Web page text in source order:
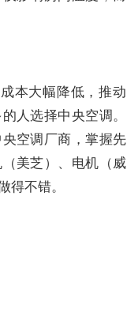
本大幅降低，推动
人选择中央空调。
空调厂商，掌握先
美芝）、电机（威
得不错。